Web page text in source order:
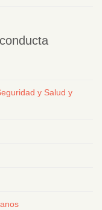
y Salud y